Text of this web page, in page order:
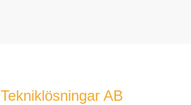
Tekniklösningar AB